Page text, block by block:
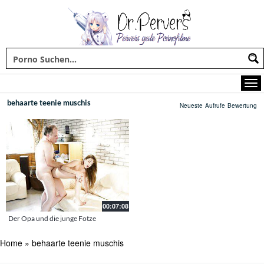
behaarte teenie muschis Neueste Aufrufe Bewertung
00:07:08
Der Opa und die junge Fotze
Home » behaarte teenie muschis